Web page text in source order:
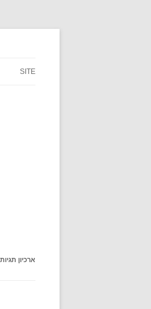
SITE
ארכיון